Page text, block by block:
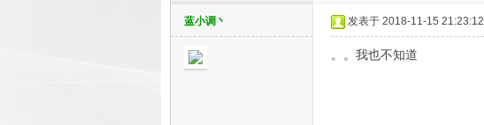
蓝小调丶 发表于 2018-11-15 21:23:12
。。我也不知道